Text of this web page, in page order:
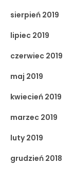
sierpień 2019
lipiec 2019
czerwiec 2019
maj 2019
kwiecień 2019
marzec 2019
luty 2019
grudzień 2018